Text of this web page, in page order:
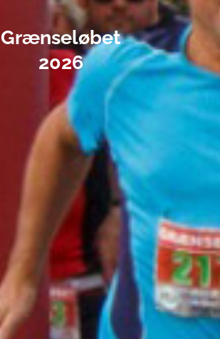
Grænseløbet
2026